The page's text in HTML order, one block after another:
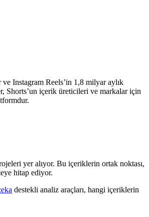
Instagram Reels’in 1,8 milyar aylık
Shorts’un içerik üreticileri ve markalar için
yer alıyor. Bu içeriklerin ortak noktası,
hitap ediyor.
destekli analiz araçları, hangi içeriklerin